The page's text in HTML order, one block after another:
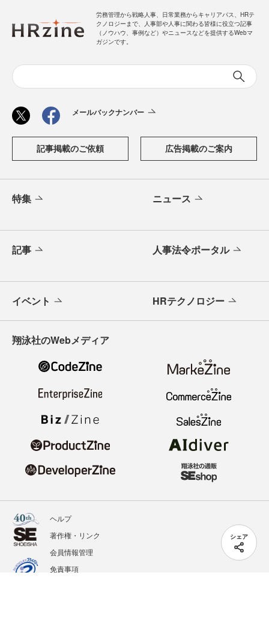
シェア
労務管理から戦略人事、日常業務からキャリアパス、HRテ
クノロジーまで、人事部や人事に関わる皆様に役立つ記事
（ノウハウ、事例など）やニュースなどを提供するWebマ
ガジンです。
メールバックナンバー
記事掲載のご依頼 広告掲載のご案内
特集 ニュース
記事 人事法令ポータル
イベント HRテクノロジー
翔泳社のWebメディア
ヘルプ
著作権・リンク
会員情報管理
免責事項